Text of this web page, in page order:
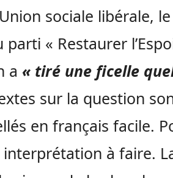
sociale libérale, le
« Restaurer
a « tiré une ficelle
sur la question
en français facile.
interprétation à faire.